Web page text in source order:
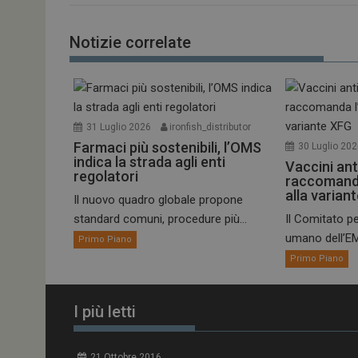
Notizie correlate
31 Luglio 2026 ironfish_distributor
Farmaci più sostenibili, l’OMS
indica la strada agli enti
regolatori
Il nuovo quadro globale propone
standard comuni, procedure più...
Primo Piano
30 Luglio
Vaccini
alla
Il Comitato
umano
Primo Piano
I più letti
NOME
__Secure-
tracking-sites-
__Secure-YNID